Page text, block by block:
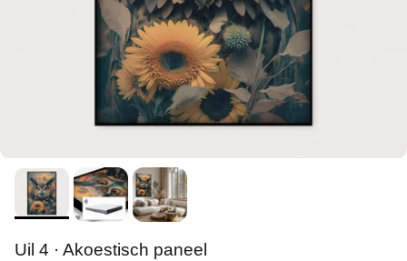
Uil 4 · Akoestisch paneel